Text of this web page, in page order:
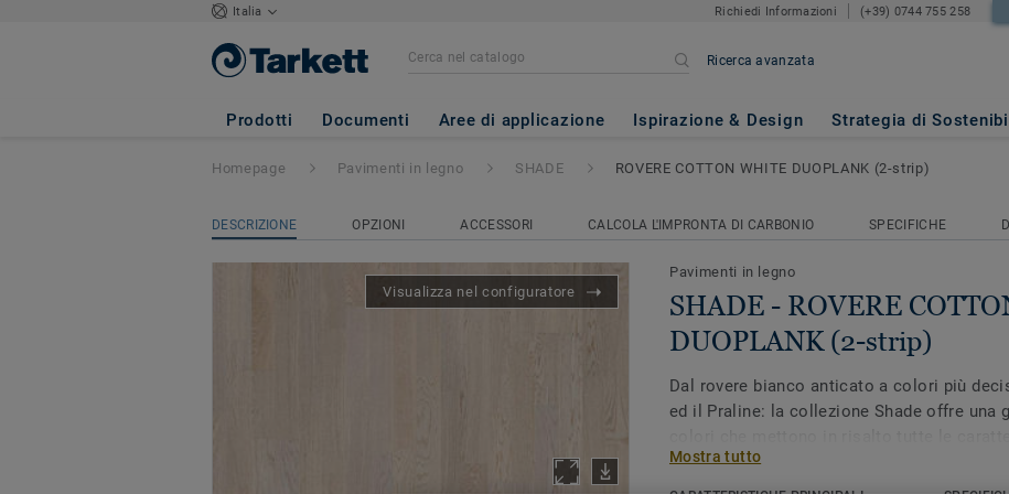
Italia Richiedi Informazioni (+39) 0744 755 258
Ricerca avanzata
Prodotti Documenti Aree di applicazione Ispirazione & Design Strategia di
SHADE - ROVERE COTTON WHITE DUOPLANK
Homepage Pavimenti in legno SHADE ROVERE COTTON WHITE DUOPLANK (2-strip)
DESCRIZIONE OPZIONI ACCESSORI CALCOLA L'IMPRONTA DI CARBONIO SPECIFICHE
Visualizza nel configuratore
Pavimenti in legno
SHADE - ROVERE
DUOPLANK (2-strip)
Dal rovere bianco anticato a colori più
ed il Praline: la collezione Shade offre una
del legno. Valorizza i tuoi interni grazie alle
colore proposte dalla collezione Shade. La
Mostra tutto